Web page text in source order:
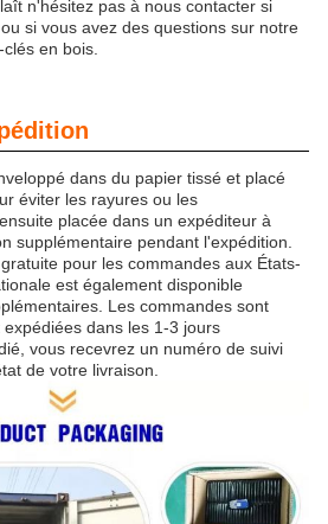
n'hésitez pas à nous contacter si
si vous avez des questions sur notre
en bois.
dans du papier tissé et placé
éviter les rayures ou les
placée dans un expéditeur à
supplémentaire pendant l'expédition.
pour les commandes aux États-
est également disponible
Les commandes sont
dans les 1-3 jours
vous recevrez un numéro de suivi
de votre livraison.